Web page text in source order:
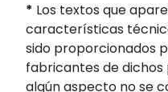
* Los textos que
características
sido proporcionados
fabricantes de
algún aspecto no se